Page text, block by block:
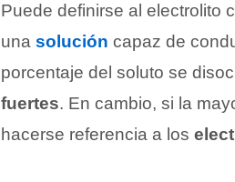
Puede definirse al electrolito
una solución capaz de
porcentaje del soluto se
fuertes. En cambio, si la
hacerse referencia a los